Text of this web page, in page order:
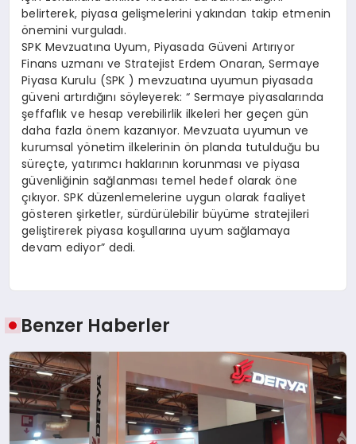
belirterek, piyasa gelişmelerini yakından takip etmenin
önemini vurguladı.
SPK Mevzuatına Uyum, Piyasada Güveni Artırıyor
Finans uzmanı ve Stratejist Erdem Onaran, Sermaye
Piyasa Kurulu (SPK ) mevzuatına uyumun piyasada
güveni artırdığını söyleyerek: “ Sermaye piyasalarında
şeffaflık ve hesap verebilirlik ilkeleri her geçen gün
daha fazla önem kazanıyor. Mevzuata uyumun ve
kurumsal yönetim ilkelerinin ön planda tutulduğu bu
süreçte, yatırımcı haklarının korunması ve piyasa
güvenliğinin sağlanması temel hedef olarak öne
çıkıyor. SPK düzenlemelerine uygun olarak faaliyet
gösteren şirketler, sürdürülebilir büyüme stratejileri
geliştirerek piyasa koşullarına uyum sağlamaya
devam ediyor” dedi.
Benzer Haberler